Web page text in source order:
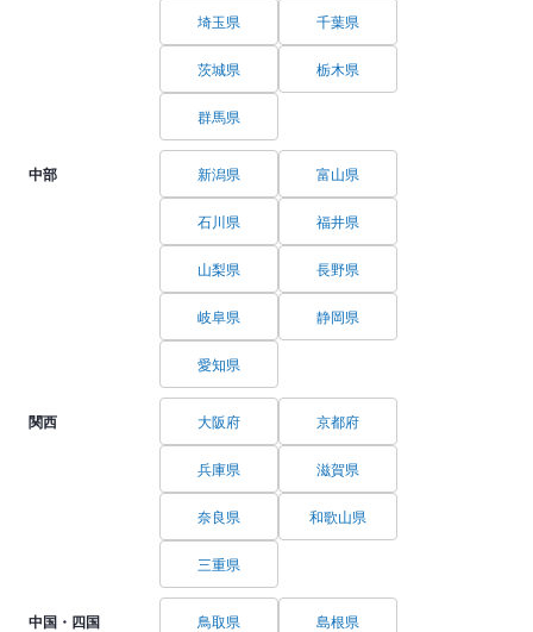
埼玉県 千葉県
茨城県 栃木県
群馬県
中部 新潟県 富山県
石川県 福井県
山梨県 長野県
岐阜県 静岡県
愛知県
関西 大阪府 京都府
兵庫県 滋賀県
奈良県 和歌山県
三重県
中国・四国 鳥取県 島根県